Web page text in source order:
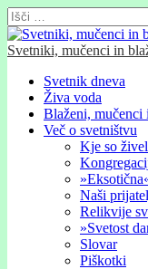
Išči:
Svetniki, mučenci in
Glavni
meni
Skip
content
Svetnik dneva
Živa voda
Blaženi, mučenci
Več o svetništvu
Kje so
Naši
Relikvije
»Svetost
Slovar
Piškotki